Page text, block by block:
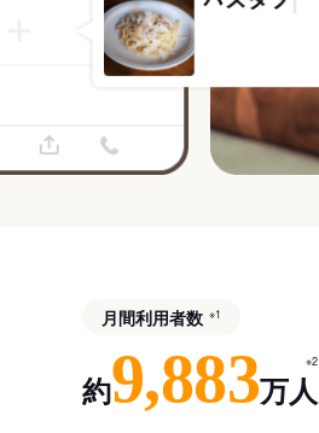
月間利用者数 ※1
約9,883万人
※2